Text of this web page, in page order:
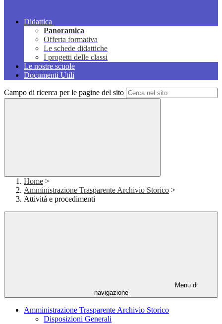
Didattica
Panoramica
Offerta formativa
Le schede didattiche
I progetti delle classi
Le nostre scuole
Documenti Utili
Campo di ricerca per le pagine del sito
Home >
Amministrazione Trasparente Archivio Storico >
Attività e procedimenti
Menu di
navigazione
Amministrazione Trasparente Archivio Storico
Disposizioni Generali